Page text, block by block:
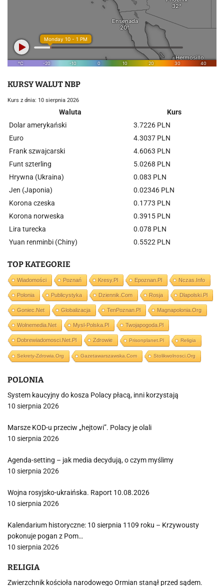
KURSY WALUT NBP
Kurs z dnia: 10 sierpnia 2026
Waluta
Kurs
Dolar amerykański
3.7226 PLN
Euro
4.3037 PLN
Frank szwajcarski
4.6063 PLN
Funt szterling
5.0268 PLN
Hrywna (Ukraina)
0.083 PLN
Jen (Japonia)
0.02346 PLN
Korona czeska
0.1773 PLN
Korona norweska
0.3915 PLN
Lira turecka
0.078 PLN
Yuan renminbi (Chiny)
0.5522 PLN
TOP KATEGORIE
Wiadomości Poznań Kresy.pl Epoznan.pl Nczas.info
Polonia Publicystyka Dziennik.com Rosja Dlapolski.pl
Goniec.net Globalizacja TenPoznan.pl Magnapolonia.org
Wolnemedia.net Mysl-Polska.pl Twojapogoda.pl
Dobrewiadomosci.net.pl Zdrowie Prisonplanet.pl Religia
Sekrety-Zdrowia.org Gazetawarszawska.com Stolikwolnosci.org
POLONIA
System kaucyjny do kosza Polacy płacą, inni korzystają
10 sierpnia 2026
Marsze KOD-u przeciw „hejtowi”. Polacy je olali
10 sierpnia 2026
Agenda-setting – jak media decydują, o czym myślimy
10 sierpnia 2026
Wojna rosyjsko-ukraińska. Raport 10.08.2026
10 sierpnia 2026
Kalendarium historyczne: 10 sierpnia 1109 roku – Krzywousty
pokonuje pogan z Pom…
10 sierpnia 2026
RELIGIA
Zwierzchnik kościoła narodowego Ormian stanął przed sądem.